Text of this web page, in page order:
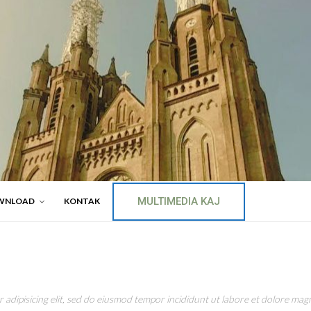
KONTAK MULTIMEDIA KAJ
elit, sed do eiusmod tempor incididunt ut labore et dolore